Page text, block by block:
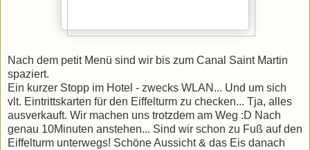
Nach dem petit Menü sind wir bis zum Canal Saint Martin
spaziert.
Ein kurzer Stopp im Hotel - zwecks WLAN... Und um sich
vlt. Eintrittskarten für den Eiffelturm zu checken... Tja, alles
ausverkauft. Wir machen uns trotzdem am Weg :D Nach
genau 10Minuten anstehen... Sind wir schon zu Fuß auf den
Eiffelturm unterwegs! Schöne Aussicht & das Eis danach